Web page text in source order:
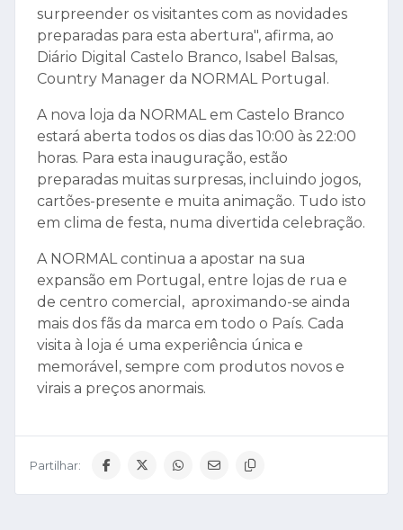
surpreender os visitantes com as novidades
preparadas para esta abertura", afirma, ao
Diário Digital Castelo Branco, Isabel Balsas,
Country Manager da NORMAL Portugal.
A nova loja da NORMAL em Castelo Branco
estará aberta todos os dias das 10:00 às 22:00
horas. Para esta inauguração, estão
preparadas muitas surpresas, incluindo jogos,
cartões-presente e muita animação. Tudo isto
em clima de festa, numa divertida celebração.
A NORMAL continua a apostar na sua
expansão em Portugal, entre lojas de rua e
de centro comercial, aproximando-se ainda
mais dos fãs da marca em todo o País. Cada
visita à loja é uma experiência única e
memorável, sempre com produtos novos e
virais a preços anormais.
Partilhar: